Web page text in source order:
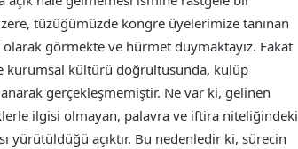
tüzüğümüzde kongre üyelerimize tanınan
görmekte ve hürmet duymaktayız. Fakat
kurumsal kültürü doğrultusunda, kulüp
gerçekleşmemiştir. Ne var ki, gelinen
ilgisi olmayan, palavra ve iftira niteliğindeki
yürütüldüğü açıktır. Bu nedenledir ki, sürecin